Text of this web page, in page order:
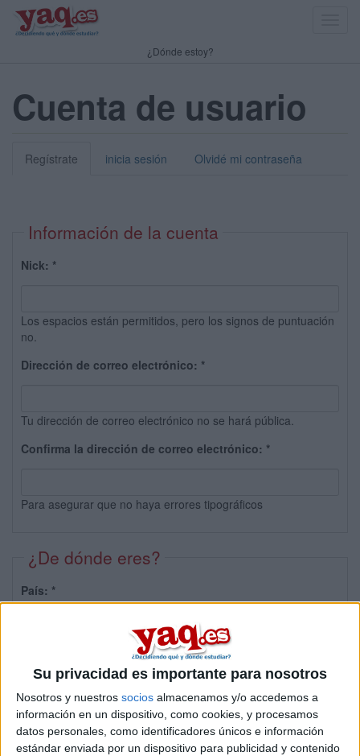
Su privacidad es importante para nosotros
Nosotros y nuestros socios almacenamos y/o accedemos a
información en un dispositivo, como cookies, y procesamos
datos personales, como identificadores únicos e información
estándar enviada por un dispositivo para publicidad y contenido
¿Dónde estoy?
Cuenta de usuario
Regístrate inicia sesión Olvidé mi contraseña
Información de la cuenta
Nick: *
Los espacios están permitidos, pero los signos de puntuación
no.
Dirección de correo electrónico: *
Tu dirección de correo electrónico no se hará pública.
Confirma la dirección de correo electrónico: *
Para asegurar que no haya errores tipográficos
¿De dónde eres?
País: *
Sobre ti